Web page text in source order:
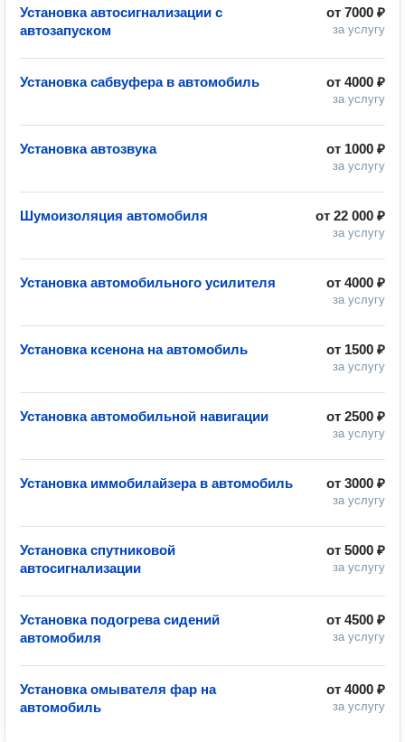
от 7000 ₽
за услугу
Установка автосигнализации с
автозапуском
от 4000 ₽
за услугу
Установка сабвуфера в автомобиль
от 1000 ₽
за услугу
Установка автозвука
от 22 000 ₽
за услугу
Шумоизоляция автомобиля
от 4000 ₽
за услугу
Установка автомобильного усилителя
от 1500 ₽
за услугу
Установка ксенона на автомобиль
от 2500 ₽
за услугу
Установка автомобильной навигации
от 3000 ₽
за услугу
Установка иммобилайзера в автомобиль
от 5000 ₽
за услугу
Установка спутниковой
автосигнализации
от 4500 ₽
за услугу
Установка подогрева сидений
автомобиля
от 4000 ₽
за услугу
Установка омывателя фар на
автомобиль